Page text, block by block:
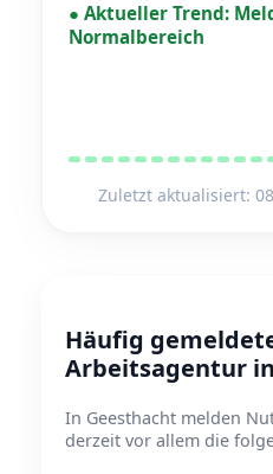
● Aktueller Trend:
Normalbereich
Zuletzt aktualisiert:
Häufig
Arbeitsagentur
In Geesthacht melden
derzeit vor allem die